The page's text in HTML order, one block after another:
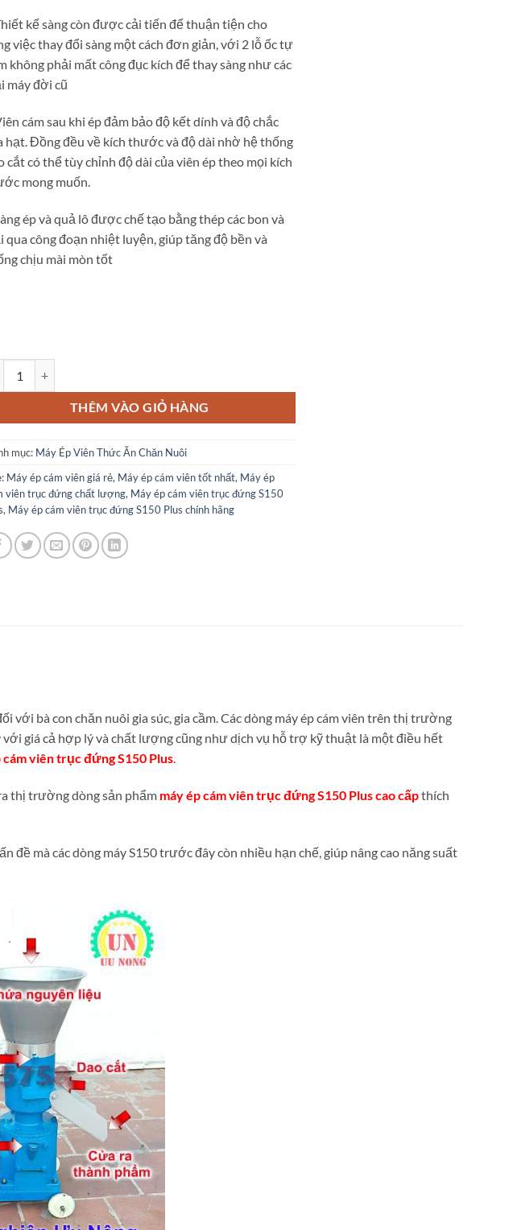
7.900.000 ₫.
kế sàng còn được cải tiến để thuận tiện cho
việc thay đổi sàng một cách đơn giản, với 2 lỗ ốc tự
không phải mất công đục kích để thay sàng như các
máy đời cũ
cám sau khi ép đảm bảo độ kết dính và độ chắc
hạt. Đồng đều về kích thước và độ dài nhờ hệ thống
cắt có thể tùy chỉnh độ dài của viên ép theo mọi kích
mong muốn.
ép và quả lô được chế tạo bằng thép các bon và
qua công đoạn nhiệt luyện, giúp tăng độ bền và
chịu mài mòn tốt
THÊM VÀO GIỎ HÀNG
mục: Máy Ép Viên Thức Ăn Chăn Nuôi
Máy ép cám viên giá rẻ, Máy ép cám viên tốt nhất, Máy ép
viên trục đứng chất lượng, Máy ép cám viên trục đứng S150
, Máy ép cám viên trục đứng S150 Plus chính hãng
với bà con chăn nuôi gia súc, gia cầm. Các dòng máy ép cám viên trên thị trường
giá cả hợp lý và chất lượng cũng như dịch vụ hỗ trợ kỹ thuật là một điều hết
cám viên trục đứng S150 Plus.
thị trường dòng sản phẩm máy ép cám viên trục đứng S150 Plus cao cấpthích
mà các dòng máy S150 trước đây còn nhiều hạn chế, giúp nâng cao năng suất